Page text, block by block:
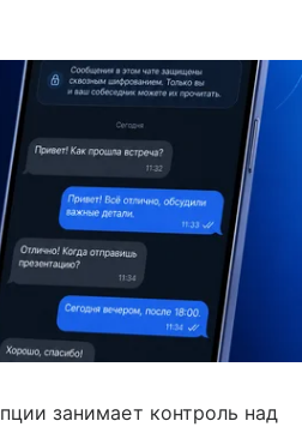
занимает контроль над